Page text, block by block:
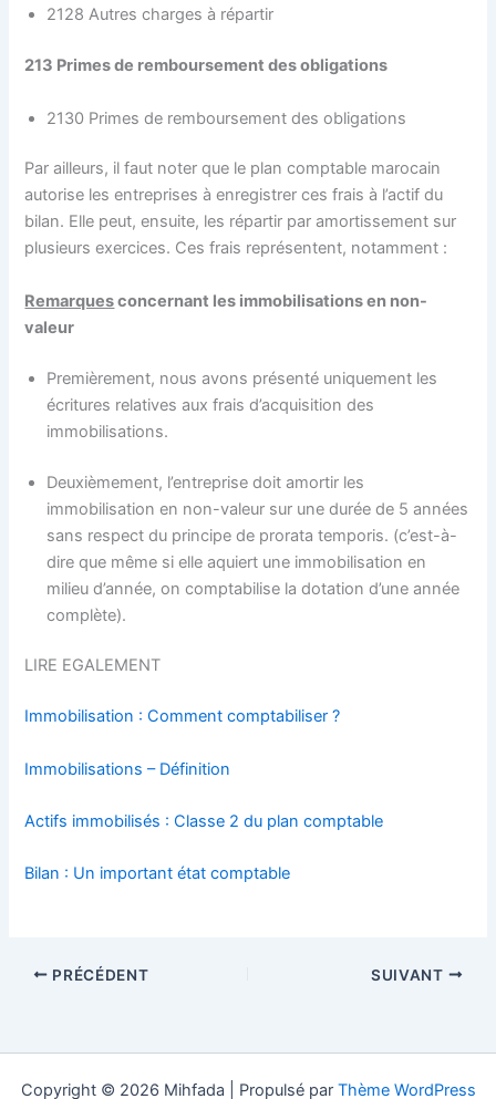
2128 Autres charges à répartir
213 Primes de remboursement des obligations
2130 Primes de remboursement des obligations
Par ailleurs, il faut noter que le plan comptable marocain
autorise les entreprises à enregistrer ces frais à l’actif du
bilan. Elle peut, ensuite, les répartir par amortissement sur
plusieurs exercices. Ces frais représentent, notamment :
Remarquesconcernant les immobilisations en non-
valeur
Premièrement, nous avons présenté uniquement les
écritures relatives aux frais d’acquisition des
immobilisations.
Deuxièmement, l’entreprise doit amortir les
immobilisation en non-valeur sur une durée de 5 années
sans respect du principe de prorata temporis. (c’est-à-
dire que même si elle aquiert une immobilisation en
milieu d’année, on comptabilise la dotation d’une année
complète).
LIRE EGALEMENT
Immobilisation : Comment comptabiliser ?
Immobilisations – Définition
Actifs immobilisés : Classe 2 du plan comptable
Bilan : Un important état comptable
PRÉCÉDENT SUIVANT
Copyright © 2026 Mihfada | Propulsé par Thème WordPress